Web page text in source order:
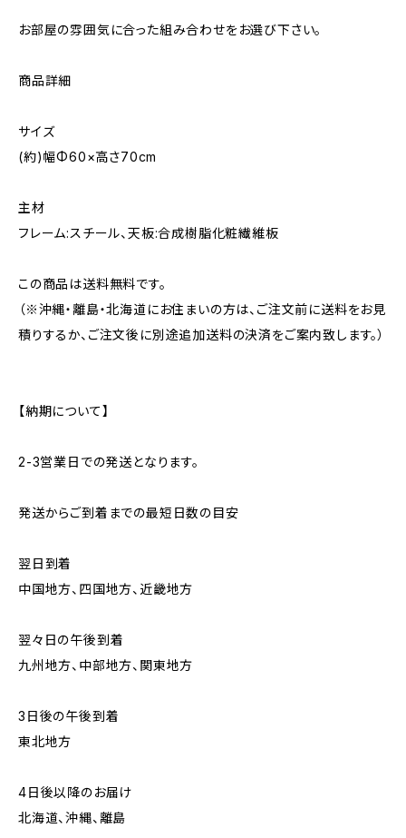
お部屋の雰囲気に合った組み合わせをお選び下さい。
商品詳細
サイズ
(約)幅Φ60×高さ70cm
主材
フレーム:スチール、天板:合成樹脂化粧繊維板
この商品は送料無料です。
（※沖縄・離島・北海道にお住まいの方は、ご注文前に送料をお見
積りするか、ご注文後に別途追加送料の決済をご案内致します。）
【納期について】
2-3営業日での発送となります。
発送からご到着までの最短日数の目安
翌日到着
中国地方、四国地方、近畿地方
翌々日の午後到着
九州地方、中部地方、関東地方
3日後の午後到着
東北地方
4日後以降のお届け
北海道、沖縄、離島